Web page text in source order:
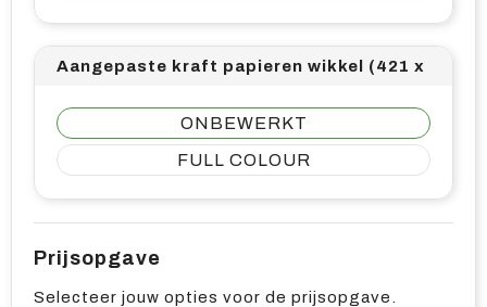
Aangepaste kraft papieren wikkel (421 x 109)
ONBEWERKT
FULL COLOUR
Prijsopgave
Selecteer jouw opties voor de prijsopgave.